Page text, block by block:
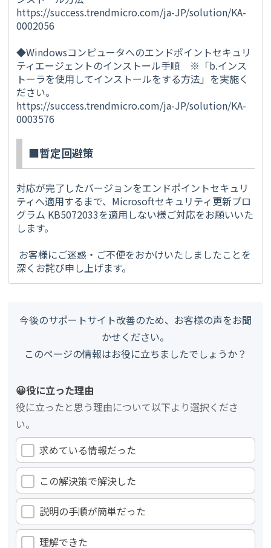
https://success.trendmicro.com/ja-JP/solution/KA-
0002056
◆Windowsコンピュータへのエンドポイントセキュリ
ティエージェントのインストール手順 ※「b.インス
トーラを使用してインストールをする方法」を実施く
ださい。
https://success.trendmicro.com/ja-JP/solution/KA-
0003576
■暫定回避策
対応が完了したバージョンをエンドポイントセキュリ
ティへ適用するまで、Microsoftセキュリティ更新プロ
グラム KB5072033を適用しない様ご対応をお願いいた
します。
お客様にご迷惑・ご不便をおかけいたしましたことを
深くお詫び申し上げます。
今後のサポートサイト改善のため、お客様の声をお聞
かせください。
このページの情報はお役に立ちましたでしょうか？
😀役に立った理由
役に立ったと思う理由について以下より選択くださ
い。
求めている情報だった
この解決策で解決した
説明の手順が簡単だった
理解できた